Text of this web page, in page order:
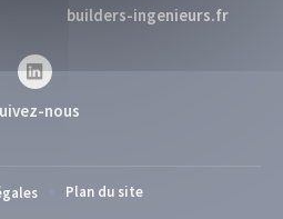
builders-ingenieurs.fr
nous
Plan du site